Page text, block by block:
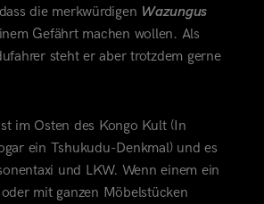
die merkwürdigen Wazungus
Gefährt machen wollen. Als
steht er aber trotzdem gerne
im Osten des Kongo Kult (In
ein Tshukudu-Denkmal) und es
und LKW. Wenn einem ein
mit ganzen Möbelstücken